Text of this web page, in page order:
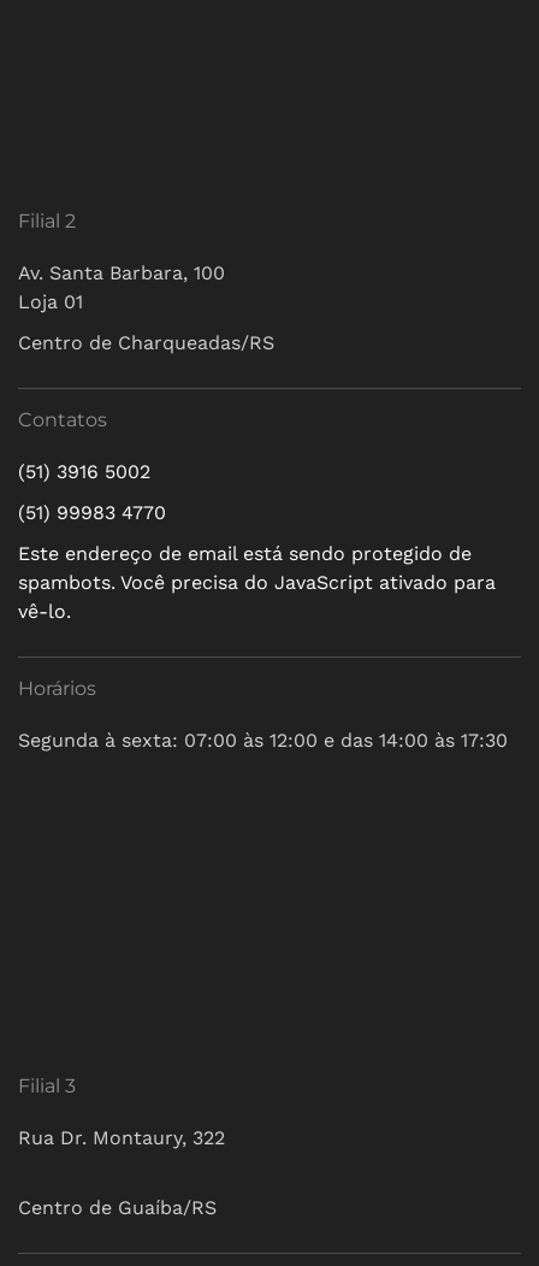
Filial 2
Av. Santa Barbara, 100
Loja 01
Centro de Charqueadas/RS
Contatos
(51) 3916 5002
(51) 99983 4770
Este endereço de email está sendo protegido de
spambots. Você precisa do JavaScript ativado para
vê-lo.
Horários
Segunda à sexta: 07:00 às 12:00 e das 14:00 às 17:30
Filial 3
Rua Dr. Montaury, 322
Centro de Guaíba/RS